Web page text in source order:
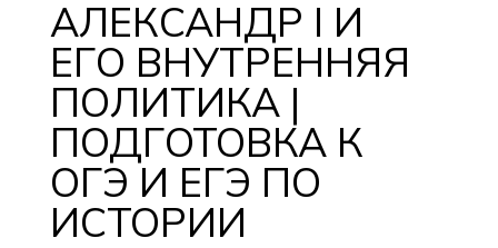
АЛЕКСАНДР I И
ЕГО ВНУТРЕННЯЯ
ПОЛИТИКА |
ПОДГОТОВКА К
ОГЭ И ЕГЭ ПО
ИСТОРИИ